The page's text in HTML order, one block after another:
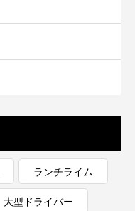
ランチライム
大型ドライバー